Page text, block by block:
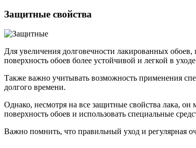
Защитные свойства
Для увеличения долговечности лакированных
поверхность обоев более устойчивой и легкой в
Также важно учитывать возможность применения
долгого времени.
Однако, несмотря на все защитные свойства лака,
поверхность обоев и использовать специальные
Важно помнить, что правильный уход и регулярная